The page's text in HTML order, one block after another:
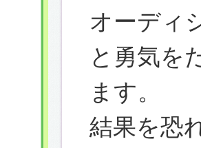
オーディ
と勇気を
ます。
結果を恐